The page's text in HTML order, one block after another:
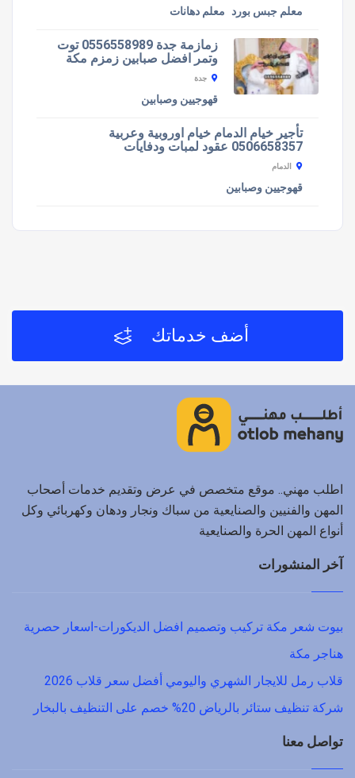
معلم جبس بورد معلم دهانات
زمازمة جدة 0556558989 توت
وتمر افضل صبابين زمزم مكة
جدة
قهوجيين وصبابين
تأجير خيام الدمام خيام اوروبية وعربية
0506658357 عقود لمبات ودفايات
الدمام
قهوجيين وصبابين
أضف خدماتك
اطلب مهني.. موقع متخصص في عرض وتقديم خدمات أصحاب
المهن والفنيين والصنايعية من سباك ونجار ودهان وكهربائي وكل
أنواع المهن الحرة والصنايعية
آخر المنشورات
بيوت شعر مكة تركيب وتصميم افضل الديكورات-اسعار حصرية
هناجر مكة
قلاب رمل للايجار الشهري واليومي أفضل سعر قلاب 2026
شركة تنظيف ستائر بالرياض 20% خصم على التنظيف بالبخار
تواصل معنا